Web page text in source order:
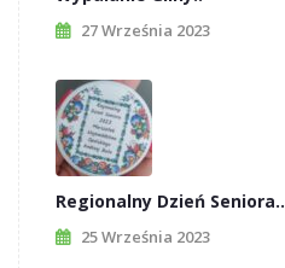
27 Września 2023
Regionalny Dzień Seniora..
25 Września 2023